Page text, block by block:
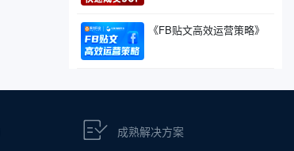
《FB贴文高效运营策略》
成熟解决方案